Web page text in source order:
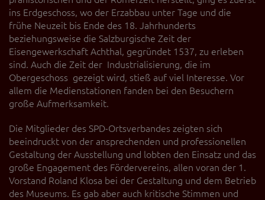
ins Erdgeschoss, wo der Erzabbau unter Tage und die
frühe Neuzeit bis Ende des 18. Jahrhunderts
beziehungsweise die Salzburgische Zeit der
Eisengewerkschaft Achthal, gegründet 1537, zu erleben
sind. Auch die Zeit der Industrialisierung, die im
Obergeschoss gezeigt wird, stieß auf viel Interesse. Vor
allem die Medienstationen fanden bei den Besuchern
große Aufmerksamkeit.
Die Mitglieder des SPD-Ortsverbandes zeigten sich
beeindruckt von der ansprechenden und professionellen
Gestaltung der Ausstellung und lobten den Einsatz und das
große Engagement des Fördervereins, allen voran der 1.
Vorstand Roland Klosa bei der Gestaltung und dem Betrieb
des Museums. Es gab aber auch kritische Stimmen und